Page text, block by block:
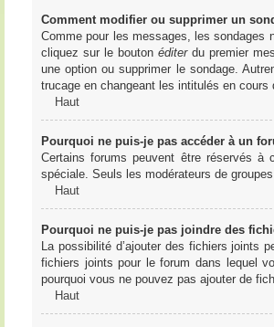
Comment modifier ou supprimer un
Comme pour les messages, les sondages
cliquez sur le bouton éditerdu premier
une option ou supprimer le sondage.
trucage en changeant les intitulés en cours
Haut
Pourquoi ne puis-je pas accéder à un
Certains forums peuvent être réservés
spéciale. Seuls les modérateurs de
Haut
Pourquoi ne puis-je pas joindre des
La possibilité d’ajouter des fichiers joints
fichiers joints pour le forum dans lequel
pourquoi vous ne pouvez pas ajouter de
Haut